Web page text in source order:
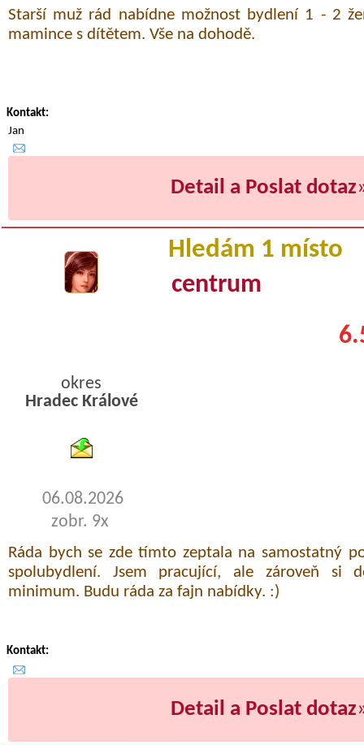
Starší muž rád nabídne možnost bydlení 1 - 2
mamince s dítětem. Vše na dohodě.
Kontakt:
Jan
Detail a Poslat dotaz
Hledám 1 místo
centrum
okres
Hradec Králové
06.08.2026
zobr. 9x
Ráda bych se zde tímto zeptala na samostatný
spolubydlení. Jsem pracující, ale zároveň si
minimum. Budu ráda za fajn nabídky. :)
Kontakt:
Detail a Poslat dotaz